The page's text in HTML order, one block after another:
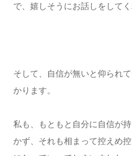
で、嬉しそうにお話しをしてく
そして、自信が無いと仰られ
かります。
私も、もともと自分に自信が
かず、それも相まって控えめ